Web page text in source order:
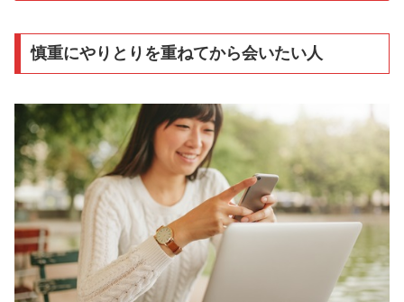
慎重にやりとりを重ねてから会いたい人